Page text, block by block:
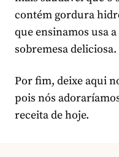
contém gordura
que ensinamos usa
sobremesa deliciosa.
Por fim, deixe aqui
pois nós
receita de hoje.